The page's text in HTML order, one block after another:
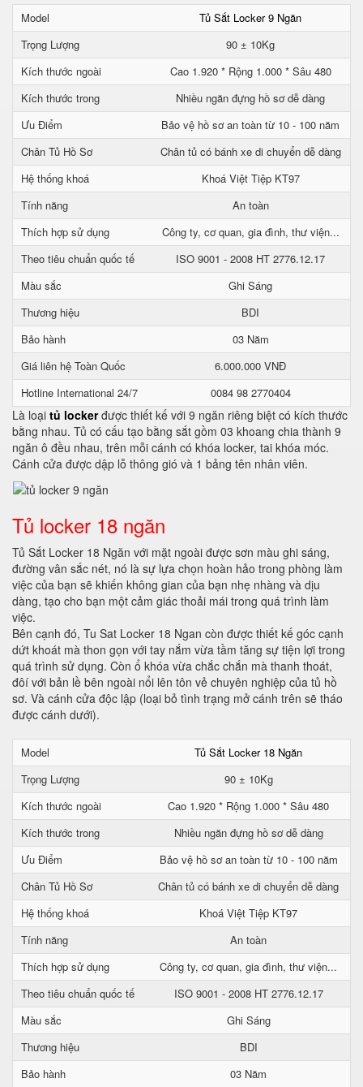
Model
Tủ Sắt Locker 9 Ngăn
Trọng Lượng
90 ± 10Kg
Kích thước ngoài
Cao 1.920 * Rộng 1.000 * Sâu 480
Kích thước trong
Nhiều ngăn đựng hồ sơ dễ dàng
Ưu Điểm
Bảo vệ hồ sơ an toàn từ 10 - 100 năm
Chân Tủ Hồ Sơ
Chân tủ có bánh xe di chuyển dễ dàng
Hệ thống khoá
Khoá Việt Tiệp KT97
Tính năng
An toàn
Thích hợp sử dụng
Công ty, cơ quan, gia đình, thư viện...
Theo tiêu chuẩn quốc tế
ISO 9001 - 2008 HT 2776.12.17
Màu sắc
Ghi Sáng
Thương hiệu
BDI
Bảo hành
03 Năm
Giá liên hệ Toàn Quốc
6.000.000 VNĐ
Hotline International 24/7
0084 98 2770404
Là loại tủ lockerđược thiết kế với 9 ngăn riêng biệt có kích thước
bằng nhau. Tủ có cấu tạo bằng sắt gồm 03 khoang chia thành 9
ngăn ô đều nhau, trên mỗi cánh có khóa locker, tai khóa móc.
Cánh cửa được dập lỗ thông gió và 1 bảng tên nhân viên.
Tủ locker 18 ngăn
Tủ Sắt Locker 18 Ngăn với mặt ngoài được sơn màu ghi sáng,
đường vân sắc nét, nó là sự lựa chọn hoàn hảo trong phòng làm
việc của bạn sẽ khiến không gian của bạn nhẹ nhàng và dịu
dàng, tạo cho bạn một cảm giác thoải mái trong quá trình làm
việc.
Bên cạnh đó, Tu Sat Locker 18 Ngan còn được thiết kế góc cạnh
dứt khoát mà thon gọn với tay nắm vừa tầm tăng sự tiện lợi trong
quá trình sử dụng. Còn ổ khóa vừa chắc chắn mà thanh thoát,
đôí với bản lề bên ngoài nổi lên tôn vẻ chuyên nghiệp của tủ hồ
sơ. Và cánh cửa độc lập (loại bỏ tình trạng mở cánh trên sẽ tháo
được cánh dưới).
Model
Tủ Sắt Locker 18 Ngăn
Trọng Lượng
90 ± 10Kg
Kích thước ngoài
Cao 1.920 * Rộng 1.000 * Sâu 480
Kích thước trong
Nhiều ngăn đựng hồ sơ dễ dàng
Ưu Điểm
Bảo vệ hồ sơ an toàn từ 10 - 100 năm
Chân Tủ Hồ Sơ
Chân tủ có bánh xe di chuyển dễ dàng
Hệ thống khoá
Khoá Việt Tiệp KT97
Tính năng
An toàn
Thích hợp sử dụng
Công ty, cơ quan, gia đình, thư viện...
Theo tiêu chuẩn quốc tế
ISO 9001 - 2008 HT 2776.12.17
Màu sắc
Ghi Sáng
Thương hiệu
BDI
Bảo hành
03 Năm